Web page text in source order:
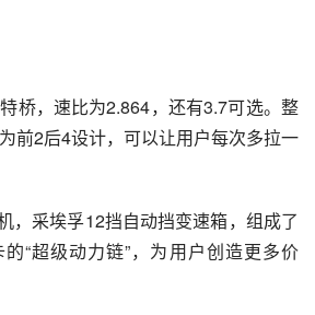
桥，速比为2.864，还有3.7可选。整
前2后4设计，可以让用户每次多拉一
，采埃孚12挡自动挡变速箱，组成了
“超级动力链”，为用户创造更多价